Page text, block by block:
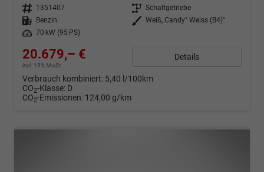
Fahrzeugnr. 1351407 Getriebe Schaltgetriebe
Kraftstoff
Benzin Außenfarbe Weiß, Candy" Weiss (B4)"
Leistung
70 kW (95 PS)
20.679,– €
incl. 19% MwSt.
Details
Verbrauch kombiniert: 5,40 l/100km
CO2-Klasse: D
CO2-Emissionen: 124,00 g/km